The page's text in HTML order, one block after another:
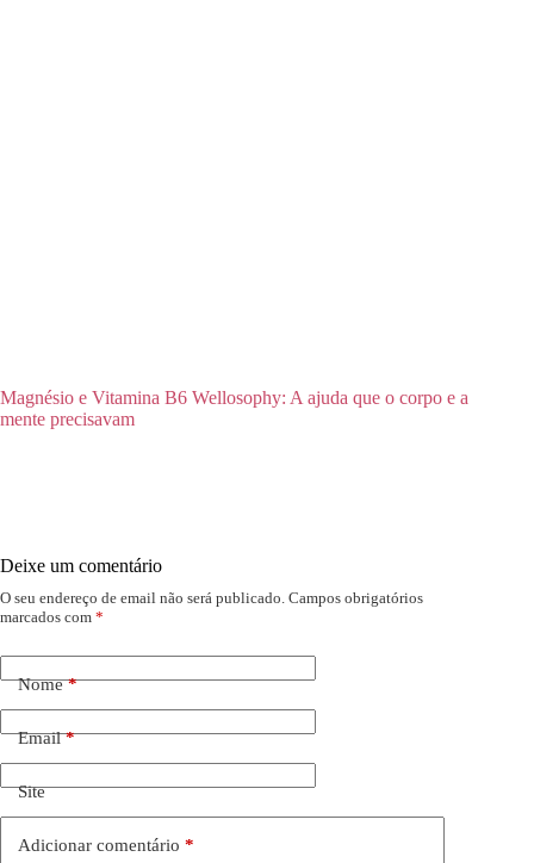
Magnésio e Vitamina B6 Wellosophy: A ajuda que o corpo e a
mente precisavam
Deixe um comentário
O seu endereço de email não será publicado. Campos obrigatórios
marcados com *
Nome*
Email*
Site
Adicionar comentário *